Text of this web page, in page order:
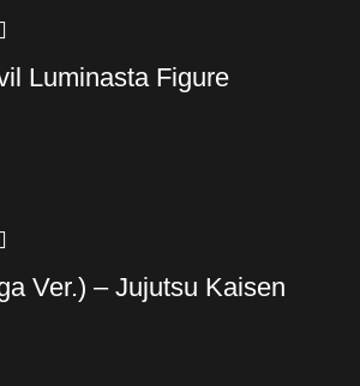
Luminasta Figure
Ver.) – Jujutsu Kaisen